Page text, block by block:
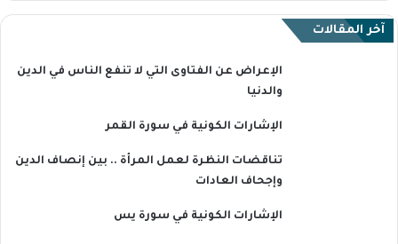
آخر المقالات
الإعراض عن الفتاوى التي لا تنفع الناس في الدين
والدنيا
الإشارات الكونية في سورة القمر
تناقضات النظرة لعمل المرأة .. بين إنصاف الدين
وإجحاف العادات
الإشارات الكونية في سورة يس